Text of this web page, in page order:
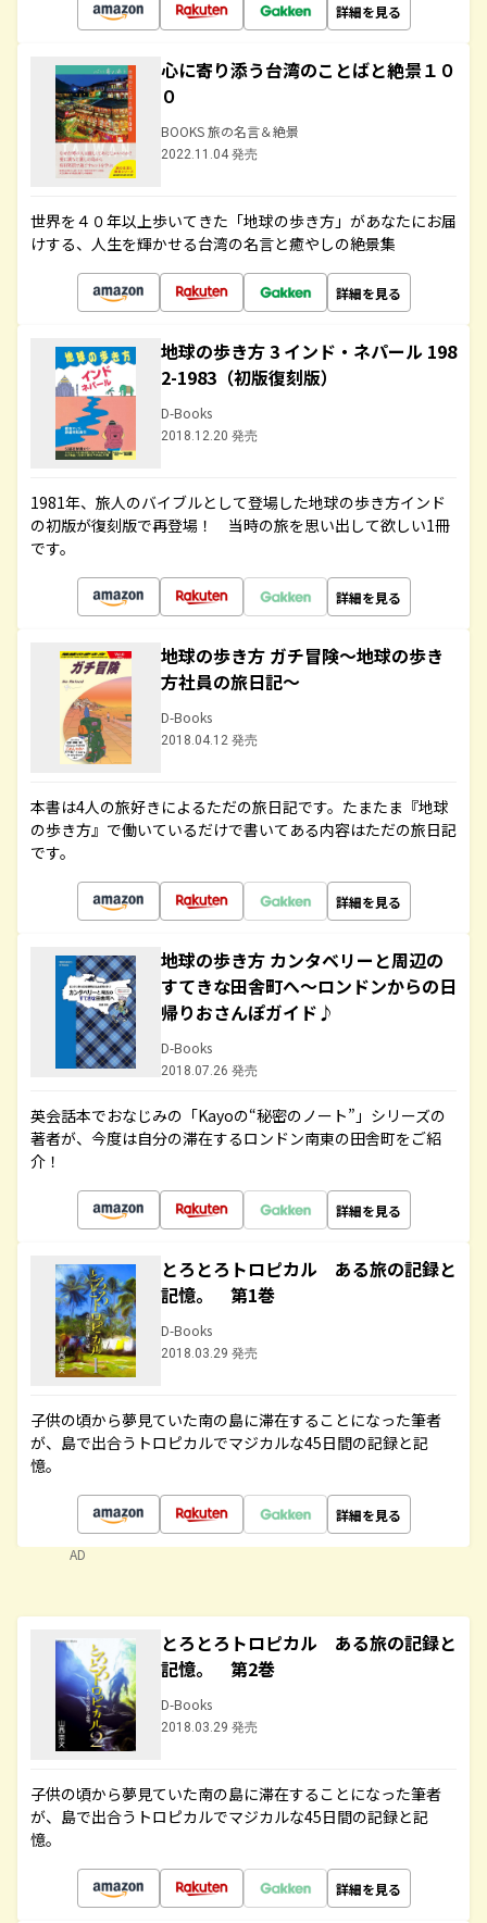
詳細を見る
心に寄り添う台湾のことばと絶景１０
０
BOOKS 旅の名言＆絶景
2022.11.04 発売
世界を４０年以上歩いてきた「地球の歩き方」があなたにお届
けする、人生を輝かせる台湾の名言と癒やしの絶景集
詳細を見る
地球の歩き方 3 インド・ネパール 198
2-1983（初版復刻版）
D-Books
2018.12.20 発売
1981年、旅人のバイブルとして登場した地球の歩き方インド
の初版が復刻版で再登場！ 当時の旅を思い出して欲しい1冊
です。
詳細を見る
地球の歩き方 ガチ冒険～地球の歩き
方社員の旅日記～
D-Books
2018.04.12 発売
本書は4人の旅好きによるただの旅日記です。たまたま『地球
の歩き方』で働いているだけで書いてある内容はただの旅日記
です。
詳細を見る
地球の歩き方 カンタベリーと周辺の
すてきな田舎町へ～ロンドンからの日
帰りおさんぽガイド♪
D-Books
2018.07.26 発売
英会話本でおなじみの「Kayoの“秘密のノート”」シリーズの
著者が、今度は自分の滞在するロンドン南東の田舎町をご紹
介！
詳細を見る
とろとろトロピカル ある旅の記録と
記憶。 第1巻
D-Books
2018.03.29 発売
子供の頃から夢見ていた南の島に滞在することになった筆者
が、島で出合うトロピカルでマジカルな45日間の記録と記
憶。
詳細を見る
AD
とろとろトロピカル ある旅の記録と
記憶。 第2巻
D-Books
2018.03.29 発売
子供の頃から夢見ていた南の島に滞在することになった筆者
が、島で出合うトロピカルでマジカルな45日間の記録と記
憶。
詳細を見る